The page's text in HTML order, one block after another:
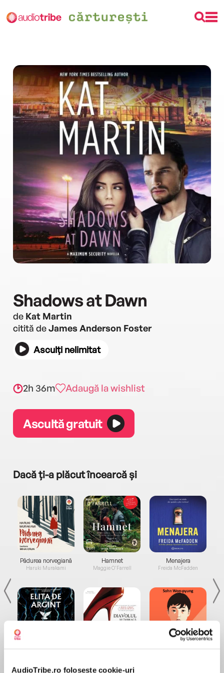
AudioTribe.ro folosește cookie-uri
Shadows at Dawn
de Kat Martin
citită deJames Anderson Foster
Asculți nelimitat
2h 36m Adaugă la wishlist
Ascultă gratuit
Dacă ți-a plăcut încearcă și
Pădurea norvegiană
Haruki Murakami
Hamnet
Maggie O'Farrell
Menajera
Freida McFadden